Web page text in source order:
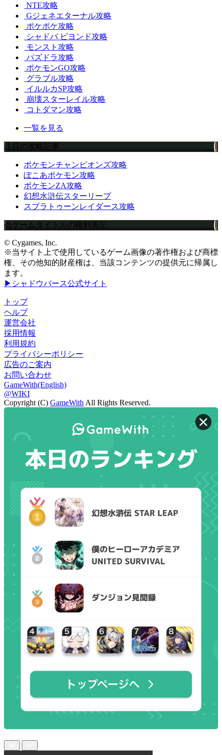
NTE攻略
Gジェネエターナル攻略
ポケポケ攻略
シャドバ ビヨンド攻略
モンスト攻略
パズドラ攻略
ポケモンGO攻略
グラブル攻略
イルルカSP攻略
崩壊スターレイル攻略
コトダマン攻略
一覧を見る
注目の攻略記事
ポケモンチャンピオンズ攻略
ぽこあポケモン攻略
ポケモンZA攻略
幻想水滸伝スターリープ
スプラトゥーンレイダース攻略
当ゲームタイトルの権利表記
© Cygames, Inc.
※当サイト上で使用しているゲーム画像の著作権および商標
権、その他知的財産権は、当該コンテンツの提供元に帰属し
ます。
▶シャドウバース公式サイト
トップ
ヘルプ
運営会社
採用情報
利用規約
プライバシーポリシー
広告のご案内
お問い合わせ
GameWith(English)
@WIKI
Copyright (C) GameWith All Rights Reserved.